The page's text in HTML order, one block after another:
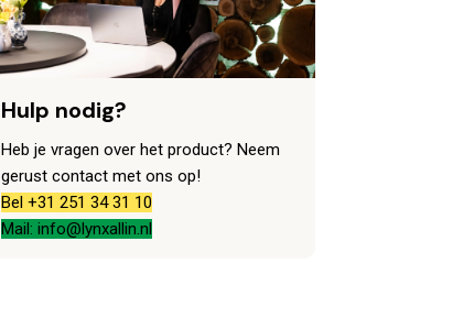
Hulp nodig?
Heb je vragen over het product? Neem
gerust contact met ons op!
Bel +31 251 34 31 10
Mail: info@lynxallin.nl